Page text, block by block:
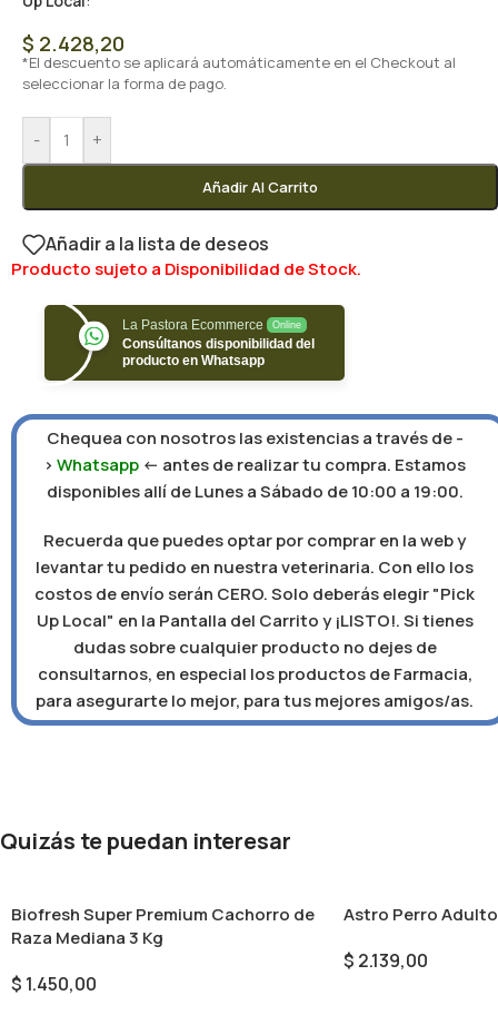
$ 2.428,20
*El descuento se aplicará automáticamente en el Checkout al
seleccionar la forma de pago.
- +
Añadir Al Carrito
Añadir a la lista de deseos
Producto sujeto a Disponibilidad de Stock.
La Pastora Ecommerce Online
Consúltanos disponibilidad del
producto en Whatsapp
Chequea con nosotros las existencias a través de -
>Whatsapp <- antes de realizar tu compra. Estamos
disponibles allí de Lunes a Sábado de 10:00 a 19:00.
Recuerda que puedes optar por comprar en la web y
levantar tu pedido en nuestra veterinaria. Con ello los
costos de envío serán CERO. Solo deberás elegir "Pick
Up Local" en la Pantalla del Carrito y ¡LISTO!. Si tienes
dudas sobre cualquier producto no dejes de
consultarnos, en especial los productos de Farmacia,
para asegurarte lo mejor, para tus mejores amigos/as.
Quizás te puedan interesar
Biofresh Super Premium Cachorro de
Raza Mediana 3 Kg
$ 1.450,00
Astro Perro Adulto
$ 2.139,00